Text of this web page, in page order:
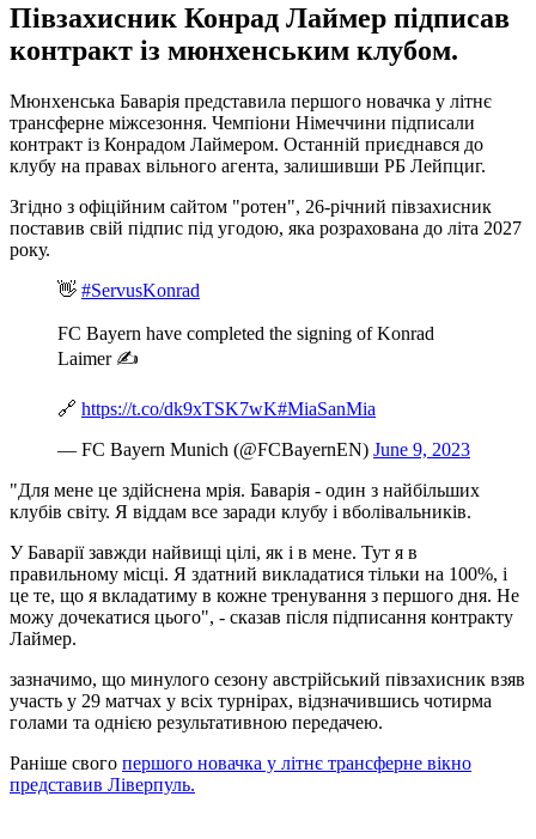
Півзахисник Конрад Лаймер підписав
контракт із мюнхенським клубом.
Мюнхенська Баварія представила першого новачка у літнє
трансферне міжсезоння. Чемпіони Німеччини підписали
контракт із Конрадом Лаймером. Останній приєднався до
клубу на правах вільного агента, залишивши РБ Лейпциг.
Згідно з офіційним сайтом "ротен", 26-річний півзахисник
поставив свій підпис під угодою, яка розрахована до літа 2027
року.
👋 #ServusKonrad
FC Bayern have completed the signing of Konrad
Laimer ✍️
🔗 https://t.co/dk9xTSK7wK#MiaSanMia
— FC Bayern Munich (@FCBayernEN) June 9, 2023
"Для мене це здійснена мрія. Баварія - один з найбільших
клубів світу. Я віддам все заради клубу і вболівальників.
У Баварії завжди найвищі цілі, як і в мене. Тут я в
правильному місці. Я здатний викладатися тільки на 100%, і
це те, що я вкладатиму в кожне тренування з першого дня. Не
можу дочекатися цього", - сказав після підписання контракту
Лаймер.
зазначимо, що минулого сезону австрійський півзахисник взяв
участь у 29 матчах у всіх турнірах, відзначившись чотирма
голами та однією результативною передачею.
Раніше свого першого новачка у літнє трансферне вікно
представив Ліверпуль.